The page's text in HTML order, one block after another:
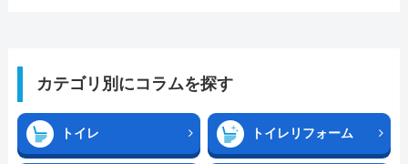
カテゴリ別にコラムを探す
トイレ トイレリフォーム